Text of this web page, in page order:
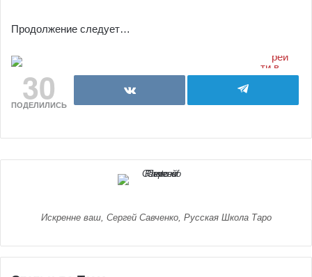
Продолжение следует…
30
ПОДЕЛИЛИСЬ
Искренне ваш, Сергей Савченко, Русская Школа Таро